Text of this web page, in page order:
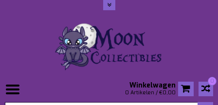
0
Winkelwagen
0 Artikelen / €0,00